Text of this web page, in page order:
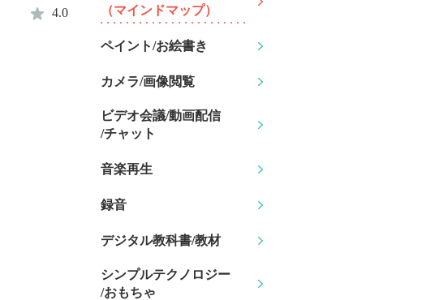
4.0
（マインドマップ）
ペイント/お絵書き
カメラ/画像閲覧
ビデオ会議/動画配信
/チャット
音楽再生
録音
デジタル教科書/教材
シンプルテクノロジー
/おもちゃ